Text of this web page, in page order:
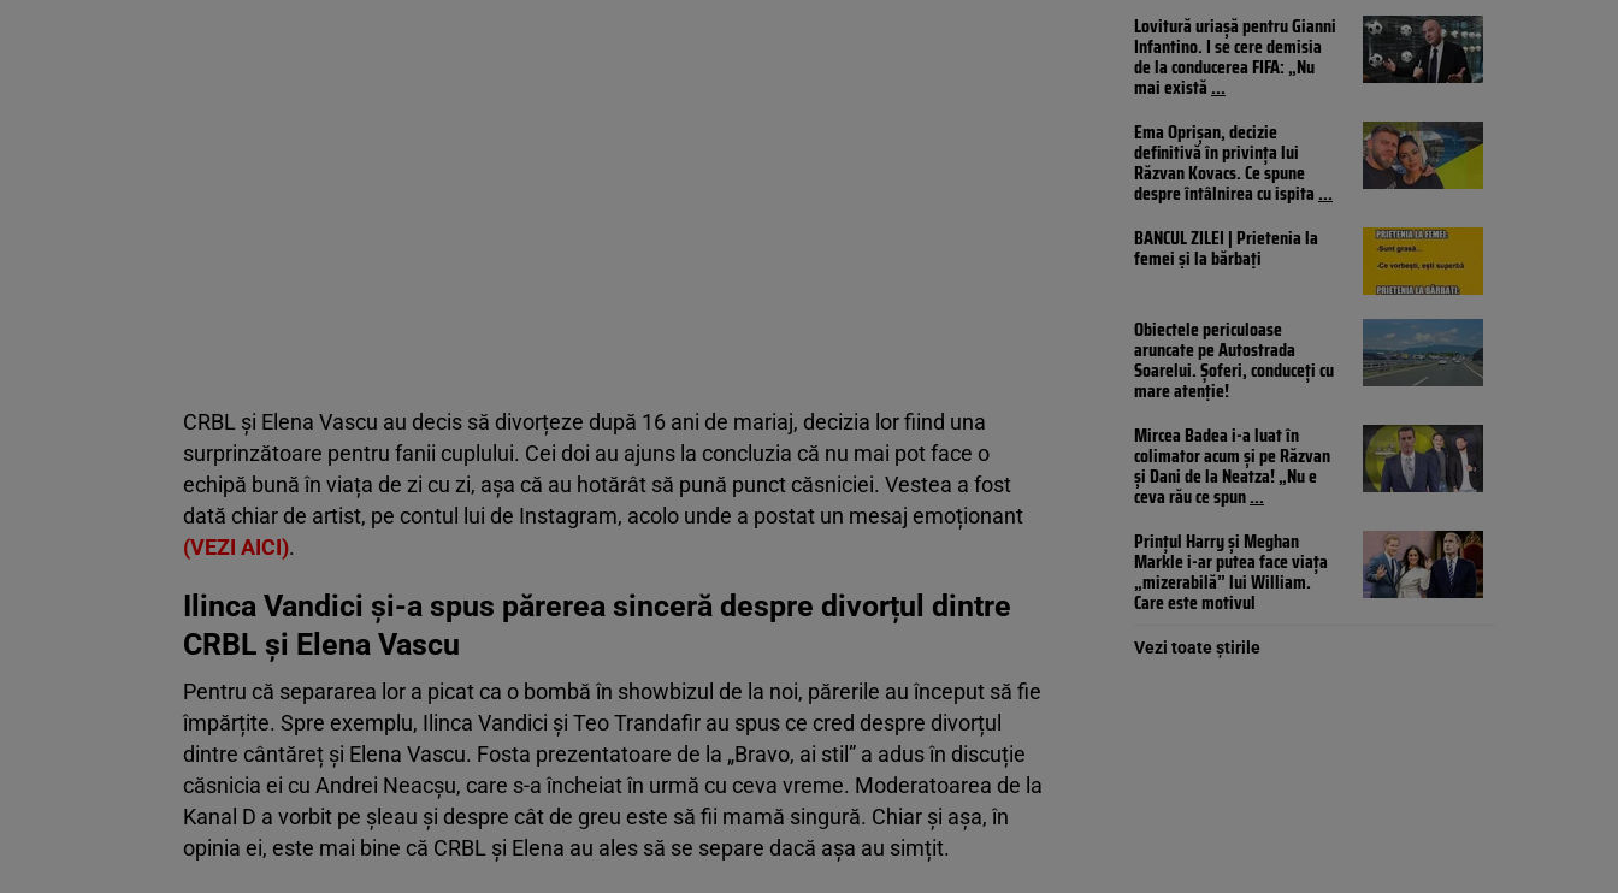
CRBL și Elena Vascu au decis să divorțeze după 16 ani de mariaj, decizia lor fiind una
surprinzătoare pentru fanii cuplului. Cei doi au ajuns la concluzia că nu mai pot face o
echipă bună în viața de zi cu zi, așa că au hotărât să pună punct căsniciei. Vestea a fost
dată chiar de artist, pe contul lui de Instagram, acolo unde a postat un mesaj emoționant
(VEZI AICI).
Ilinca Vandici și-a spus părerea sinceră despre divorțul dintre
CRBL și Elena Vascu
Pentru că separarea lor a picat ca o bombă în showbizul de la noi, părerile au început să fie
împărțite. Spre exemplu, Ilinca Vandici și Teo Trandafir au spus ce cred despre divorțul
dintre cântăreț și Elena Vascu. Fosta prezentatoare de la „Bravo, ai stil” a adus în discuție
căsnicia ei cu Andrei Neacșu, care s-a încheiat în urmă cu ceva vreme. Moderatoarea de la
Kanal D a vorbit pe șleau și despre cât de greu este să fii mamă singură. Chiar și așa, în
opinia ei, este mai bine că CRBL și Elena au ales să se separe dacă așa au simțit.
Lovitură uriașă pentru Gianni
Infantino. I se cere demisia
de la conducerea FIFA: „Nu
mai există...
Ema Oprișan, decizie
definitivă în privința lui
Răzvan Kovacs. Ce spune
despre întâlnirea cu ispita...
BANCUL ZILEI | Prietenia la
femei și la bărbați
Obiectele periculoase
aruncate pe Autostrada
Soarelui. Șoferi, conduceți cu
mare atenție!
Mircea Badea i-a luat în
colimator acum și pe Răzvan
și Dani de la Neatza! „Nu e
ceva rău ce spun...
Prințul Harry și Meghan
Markle i-ar putea face viața
„mizerabilă” lui William.
Care este motivul
Vezi toate știrile